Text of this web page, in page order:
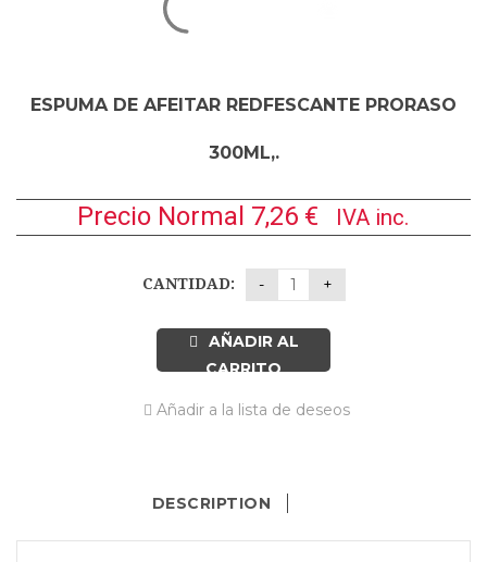
ESPUMA DE AFEITAR REDFESCANTE PRORASO
300ML,.
Precio Normal 7,26 € IVA inc.
CANTIDAD:
AÑADIR AL
CARRITO
Añadir a la lista de deseos
DESCRIPTION